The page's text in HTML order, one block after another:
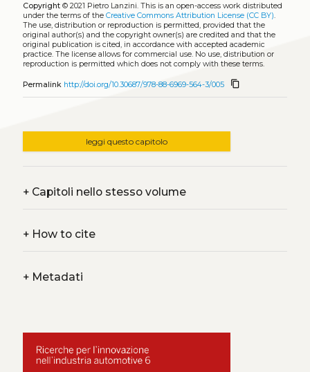
Copyright© 2021 Pietro Lanzini. This is an open-access work distributed
under the terms of the Creative Commons Attribution License (CC BY).
The use, distribution or reproduction is permitted, provided that the
original author(s) and the copyright owner(s) are credited and that the
original publication is cited, in accordance with accepted academic
practice. The license allows for commercial use. No use, distribution or
reproduction is permitted which does not comply with these terms.
Permalink http://doi.org/10.30687/978-88-6969-564-3/005 content_copy
leggi questo capitolo
+Capitoli nello stesso volume
+How to cite
+Metadati